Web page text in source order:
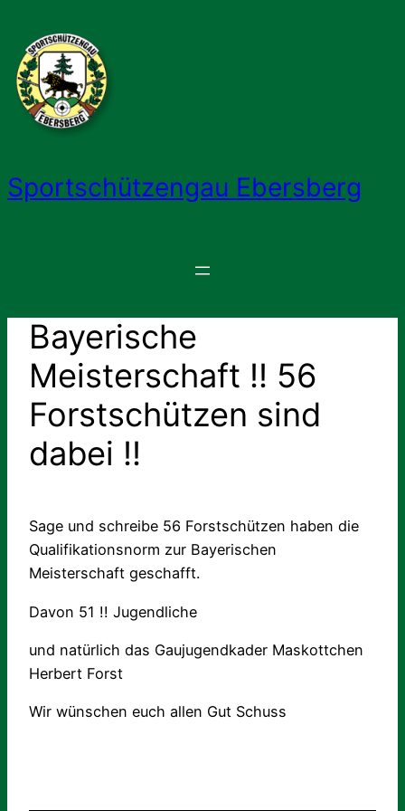
Inhalt
springen
Sportschützengau Ebersberg
Bayerische
Meisterschaft !! 56
Forstschützen sind
dabei !!
Sage und schreibe 56 Forstschützen haben die
Qualifikationsnorm zur Bayerischen
Meisterschaft geschafft.
Davon 51 !! Jugendliche
und natürlich das Gaujugendkader Maskottchen
Herbert Forst
Wir wünschen euch allen Gut Schuss